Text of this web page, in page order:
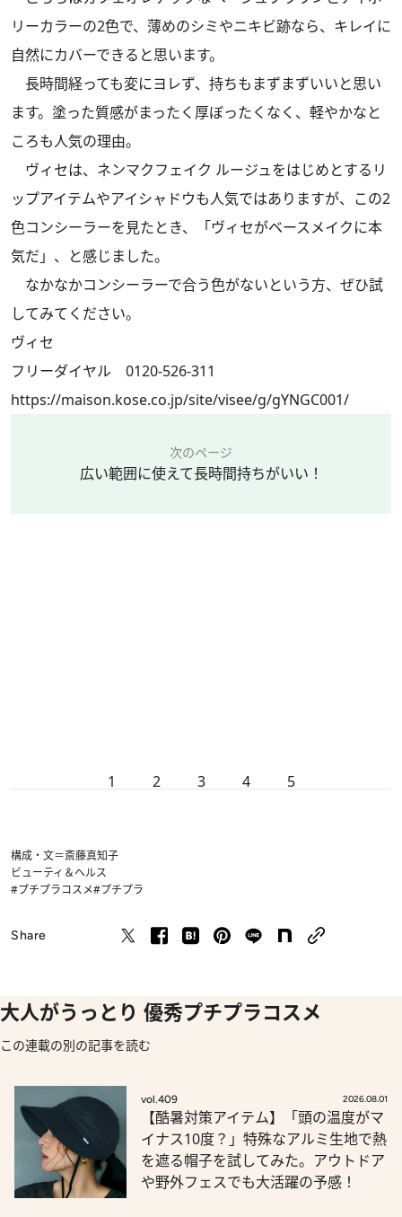
リーカラーの2色で、薄めのシミやニキビ跡なら、キレイに
自然にカバーできると思います。
長時間経っても変にヨレず、持ちもまずまずいいと思い
ます。塗った質感がまったく厚ぼったくなく、軽やかなと
ころも人気の理由。
ヴィセは、ネンマクフェイク ルージュをはじめとするリ
ップアイテムやアイシャドウも人気ではありますが、この2
色コンシーラーを見たとき、「ヴィセがベースメイクに本
気だ」、と感じました。
なかなかコンシーラーで合う色がないという方、ぜひ試
してみてください。
ヴィセ
フリーダイヤル 0120-526-311
https://maison.kose.co.jp/site/visee/g/gYNGC001/
次のページ
広い範囲に使えて長時間持ちがいい！
1 2 3 4 5
構成・文＝斎藤真知子
ビューティ＆ヘルス
#プチプラコスメ#プチプラ
Share
大人がうっとり 優秀プチプラコスメ
この連載の別の記事を読む
vol.409 2026.08.01
【酷暑対策アイテム】「頭の温度がマ
イナス10度？」特殊なアルミ生地で熱
を遮る帽子を試してみた。アウトドア
や野外フェスでも大活躍の予感！